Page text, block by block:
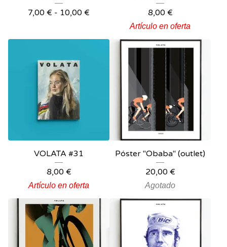
7,00 € - 10,00 €
8,00 €
Artículo en oferta
VOLATA #31
8,00 €
Artículo en oferta
Póster "Obaba" (outlet)
20,00 €
Agotado